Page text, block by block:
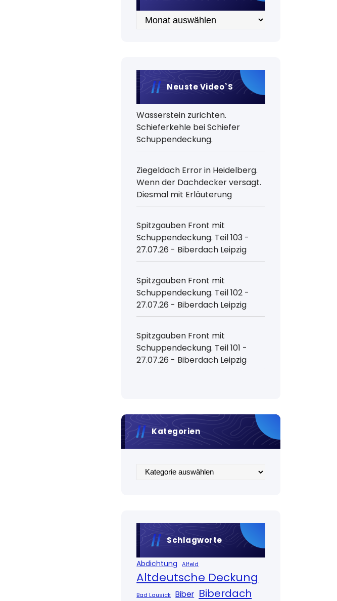
Archiv
Neuste Video`s
Wasserstein zurichten.
Schieferkehle bei Schiefer
Schuppendeckung.
Ziegeldach Error in Heidelberg.
Wenn der Dachdecker versagt.
Diesmal mit Erläuterung
Spitzgauben Front mit
Schuppendeckung. Teil 103 -
27.07.26 - Biberdach Leipzig
Spitzgauben Front mit
Schuppendeckung. Teil 102 -
27.07.26 - Biberdach Leipzig
Spitzgauben Front mit
Schuppendeckung. Teil 101 -
27.07.26 - Biberdach Leipzig
Kategorien
Kategorien
Schlagworte
Abdichtung Alfeld
Altdeutsche Deckung
Bad Lausick Biber Biberdach